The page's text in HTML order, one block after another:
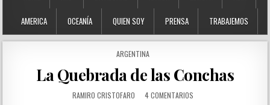
AMERICA OCEANÍA QUIEN SOY PRENSA TRABAJEMOS
POSTED IN
ARGENTINA
La Quebrada de las Conchas
AUTHOR:
RAMIRO CRISTOFARO 4 COMENTARIOS